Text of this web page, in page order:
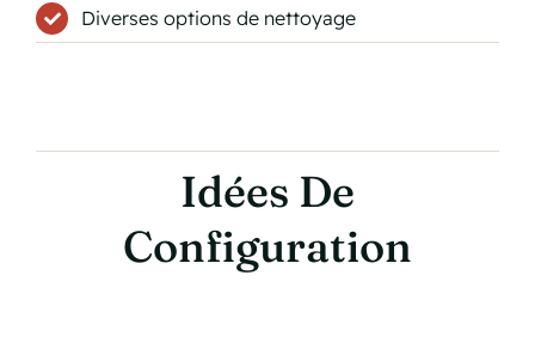
Diverses options de nettoyage
Idées De
Configuration